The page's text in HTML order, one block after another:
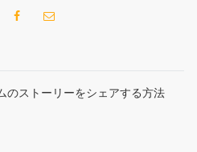
のストーリーをシェアする方法